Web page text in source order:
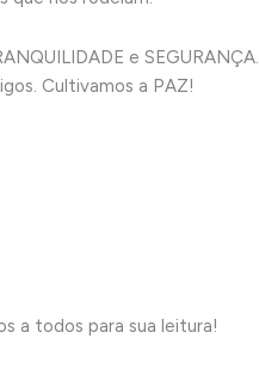
e SEGURANÇA.
Cultivamos a PAZ!
a todos para sua leitura!